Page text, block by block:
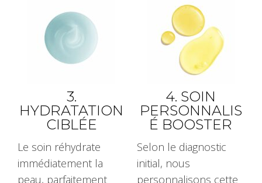
3.
HYDRATATION
CIBLÉE
Le soin réhydrate
immédiatement la
peau, parfaitement
4. SOIN
PERSONNALIS
É BOOSTER
Selon le diagnostic
initial, nous
personnalisons cette